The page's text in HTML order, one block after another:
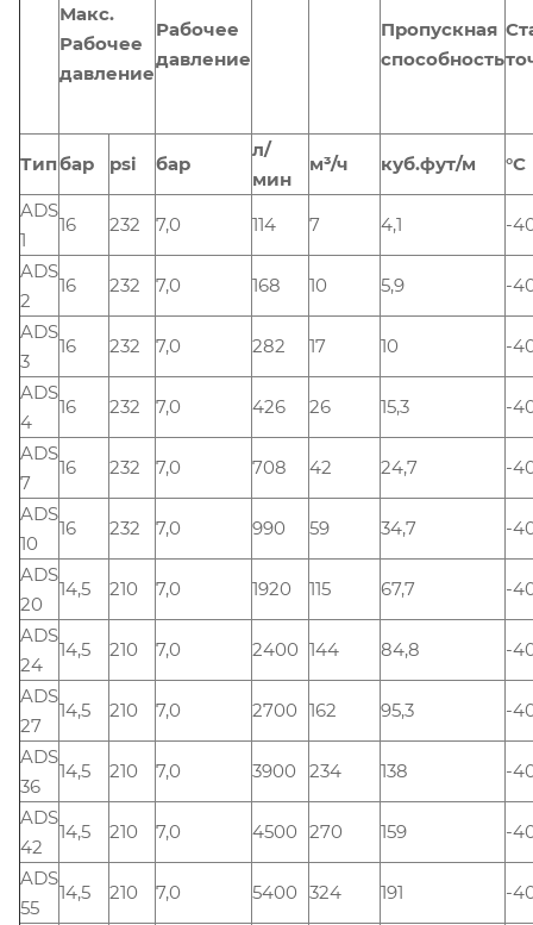
Макс.
Рабочее
давление
Рабочее
давление
Пропускная
способность
Типбар psi бар
л/
мин
м³/ч куб.фут/м °C
ADS
1
16 232 7,0 114 7 4,1 -
ADS
2
16 232 7,0 168 10 5,9 -
ADS
3
16 232 7,0 282 17 10 -
ADS
4
16 232 7,0 426 26 15,3 -
ADS
7
16 232 7,0 708 42 24,7 -
ADS
10
16 232 7,0 990 59 34,7 -
ADS
20
14,5 210 7,0 1920 115 67,7 -
ADS
24
14,5 210 7,0 2400 144 84,8 -
ADS
27
14,5 210 7,0 2700 162 95,3 -
ADS
36
14,5 210 7,0 3900 234 138 -
ADS
42
14,5 210 7,0 4500 270 159 -
ADS
55
14,5 210 7,0 5400 324 191 -